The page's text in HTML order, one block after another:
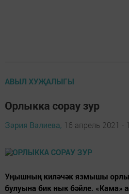
АВЫЛ ХУҖАЛЫГЫ
Орлыкка сорау зур
Зәрия Вәлиева, 16 апрель 2021 -
Уңышның киләчәк язмышы
булуына бик нык бәйле. «Кама»